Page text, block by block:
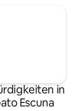
in
Escuna